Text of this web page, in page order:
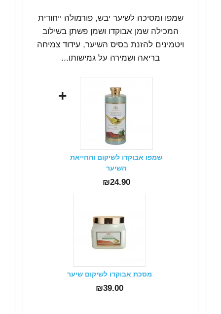
שמפו ומסיכה לשיער יבש, פורמולה ייחודית
המכילה שמן אבוקדו ושמן פשתן בשילוב
ויטמינים להזנת בסיס השיער, עידוד צמיחה
בריאה ושמירה על גמישותו...
שמפו אבוקדו לשיקום והחייאת
השיער
₪24.90
+
מסכת אבוקדו לשיקום שיער
₪39.00